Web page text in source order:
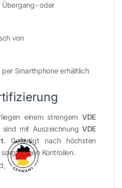
Übergang- oder
von
Smarthphone erhältlich
einem strengem VDE
sind mit Auszeichnung VDE
. Gefertigt nach höchsten
Kontrollen.